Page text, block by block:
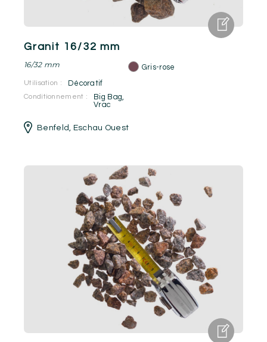
Granit 16/32 mm
16/32 mm Gris-rose
Utilisation : Décoratif
Conditionnement : Big Bag
Vrac
Benfeld Eschau Ouest